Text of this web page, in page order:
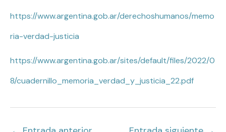
https://www.argentina.gob.ar/derechoshumanos/memo
ria-verdad-justicia
https://www.argentina.gob.ar/sites/default/files/2022/0
8/cuadernillo_memoria_verdad_y_justicia_22.pdf